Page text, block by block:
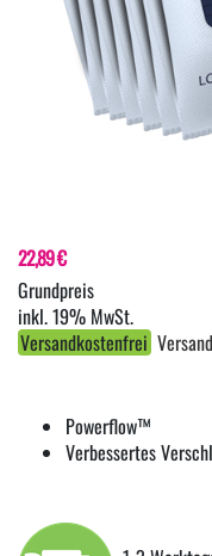
Powerflow™
Verbessertes
22,89 €
inkl. 19% MwSt.
Versandkostenfrei Versand